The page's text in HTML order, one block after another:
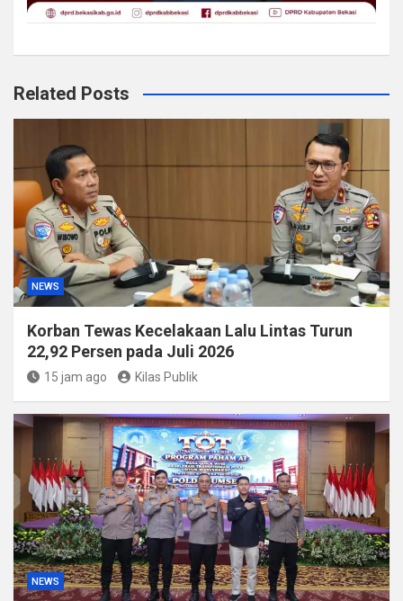
Related Posts
NEWS
Korban Tewas Kecelakaan Lalu Lintas Turun
22,92 Persen pada Juli 2026
15 jam ago Kilas Publik
NEWS